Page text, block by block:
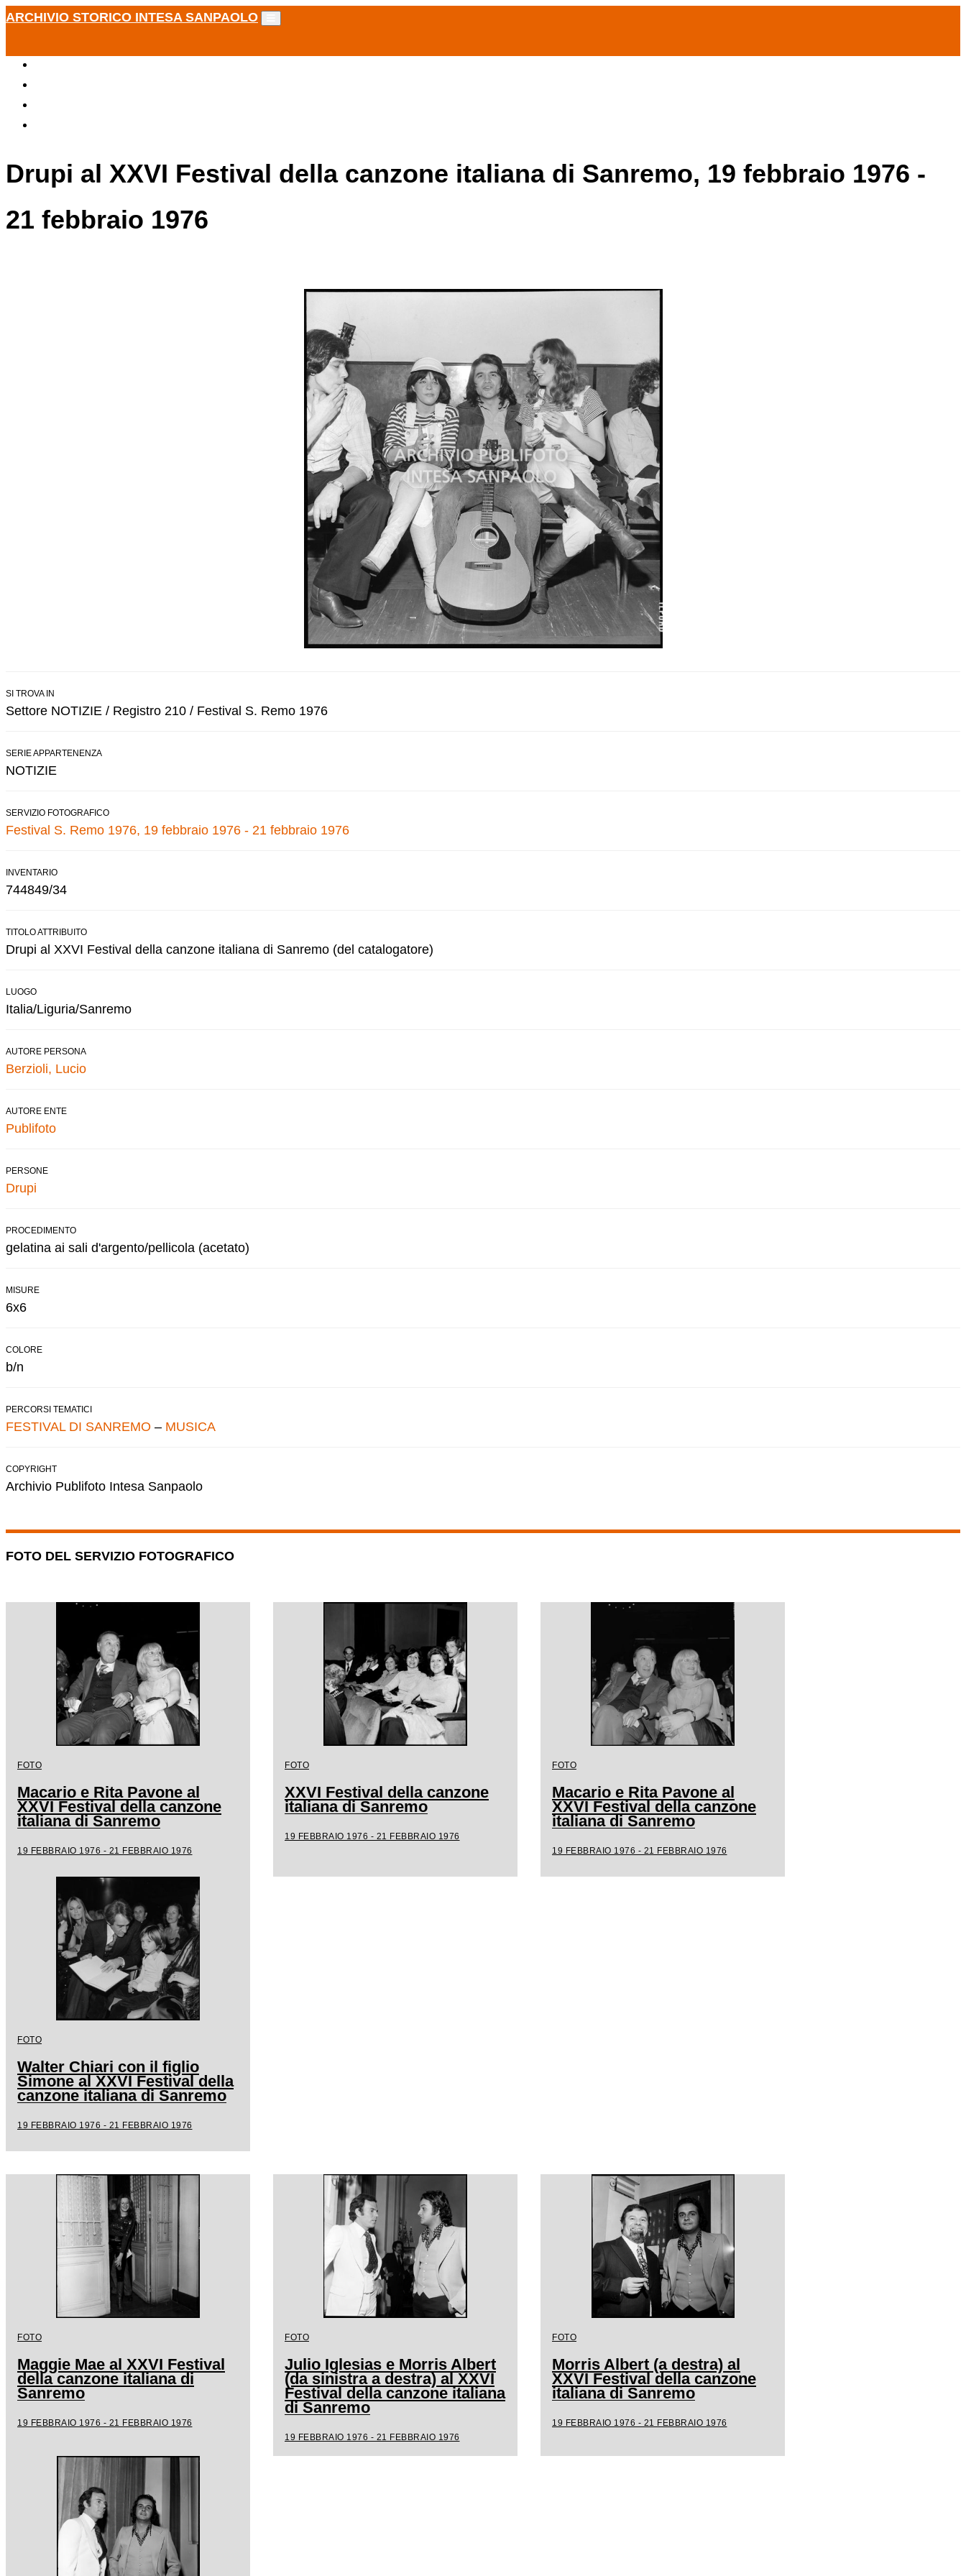
ARCHIVIO STORICO INTESA SANPAOLO
Drupi al XXVI Festival della canzone italiana di Sanremo, 19 febbraio 1976 -
21 febbraio 1976
SI TROVA IN
Settore NOTIZIE / Registro 210 / Festival S. Remo 1976
SERIE APPARTENENZA
NOTIZIE
SERVIZIO FOTOGRAFICO
Festival S. Remo 1976, 19 febbraio 1976 - 21 febbraio 1976
INVENTARIO
744849/34
TITOLO ATTRIBUITO
Drupi al XXVI Festival della canzone italiana di Sanremo (del catalogatore)
LUOGO
Italia/Liguria/Sanremo
AUTORE PERSONA
Berzioli, Lucio
AUTORE ENTE
Publifoto
PERSONE
Drupi
PROCEDIMENTO
gelatina ai sali d'argento/pellicola (acetato)
MISURE
6x6
COLORE
b/n
PERCORSI TEMATICI
FESTIVAL DI SANREMO – MUSICA
COPYRIGHT
Archivio Publifoto Intesa Sanpaolo
FOTO DEL SERVIZIO FOTOGRAFICO
FOTO
Macario e Rita Pavone al
XXVI Festival della canzone
italiana di Sanremo
19 FEBBRAIO 1976 - 21 FEBBRAIO 1976
FOTO
XXVI Festival della canzone
italiana di Sanremo
19 FEBBRAIO 1976 - 21 FEBBRAIO 1976
FOTO
Macario e Rita Pavone al
XXVI Festival della canzone
italiana di Sanremo
19 FEBBRAIO 1976 - 21 FEBBRAIO 1976
FOTO
Walter Chiari con il figlio
Simone al XXVI Festival della
canzone italiana di Sanremo
19 FEBBRAIO 1976 - 21 FEBBRAIO 1976
FOTO
Maggie Mae al XXVI Festival
della canzone italiana di
Sanremo
19 FEBBRAIO 1976 - 21 FEBBRAIO 1976
FOTO
Julio Iglesias e Morris Albert
(da sinistra a destra) al XXVI
Festival della canzone italiana
di Sanremo
19 FEBBRAIO 1976 - 21 FEBBRAIO 1976
FOTO
Morris Albert (a destra) al
XXVI Festival della canzone
italiana di Sanremo
19 FEBBRAIO 1976 - 21 FEBBRAIO 1976